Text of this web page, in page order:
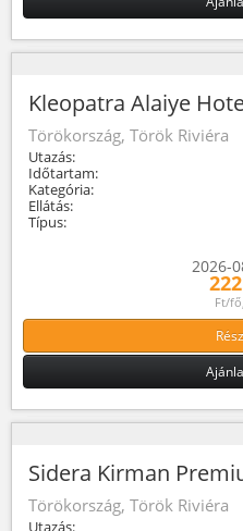
Kleopatra Alaiye
Törökország, Török Riviéra
Utazás:
Időtartam:
Kategória:
Ellátás:
Típus:
2026-
Ft/
Sidera Kirman
Törökország, Török Riviéra
Utazás: